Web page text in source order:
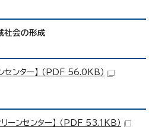
社会の形成
センター】 （PDF 56.0KB）
ーンセンター】 （PDF 53.1KB）